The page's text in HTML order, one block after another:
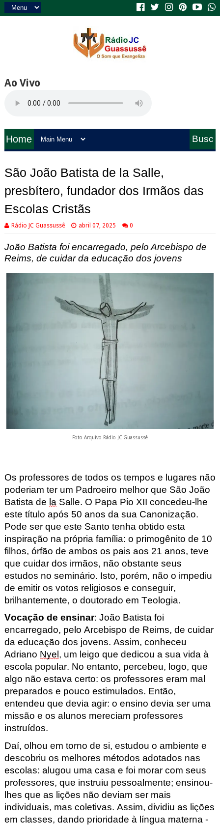
Ao Vivo
Home
Busc
São João Batista de la Salle,
presbítero, fundador dos Irmãos das
Escolas Cristãs
Rádio JC Guassussê abril 07, 2025 0
João Batista foi encarregado, pelo Arcebispo de
Reims, de cuidar da educação dos jovens
Foto Arquivo Rádio JC Guassussê
Os professores de todos os tempos e lugares não
poderiam ter um Padroeiro melhor que São João
Batista de la Salle. O Papa Pio XII concedeu-lhe
este título após 50 anos da sua Canonização.
Pode ser que este Santo tenha obtido esta
inspiração na própria família: o primogênito de 10
filhos, órfão de ambos os pais aos 21 anos, teve
que cuidar dos irmãos, não obstante seus
estudos no seminário. Isto, porém, não o impediu
de emitir os votos religiosos e conseguir,
brilhantemente, o doutorado em Teologia.
Vocação de ensinar: João Batista foi
encarregado, pelo Arcebispo de Reims, de cuidar
da educação dos jovens. Assim, conheceu
Adriano Nyel , um leigo que dedicou a sua vida à
escola popular. No entanto, percebeu, logo, que
algo não estava certo: os professores eram mal
preparados e pouco estimulados. Então,
entendeu que devia agir: o ensino devia ser uma
missão e os alunos mereciam professores
instruídos.
Daí, olhou em torno de si, estudou o ambiente e
descobriu os melhores métodos adotados nas
escolas: alugou uma casa e foi morar com seus
professores, que instruiu pessoalmente; ensinou-
lhes que as lições não deviam ser mais
individuais, mas coletivas. Assim, dividiu as lições
em classes, dando prioridade à língua materna -